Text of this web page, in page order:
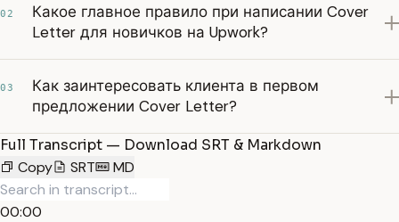
02
Какое главное правило при написании Cover
Letter для новичков на Upwork?
03
Как заинтересовать клиента в первом
предложении Cover Letter?
Full Transcript — Download SRT & Markdown
Copy
SRT MD
00:00